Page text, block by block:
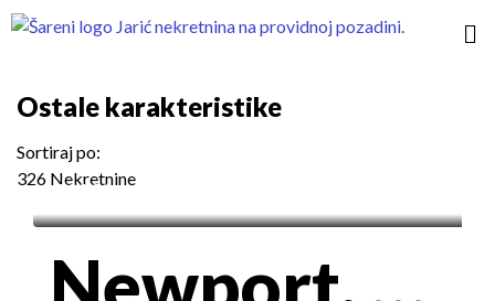
Ostale karakteristike
326 Nekretnine
Sortiraj po:
800€/mes